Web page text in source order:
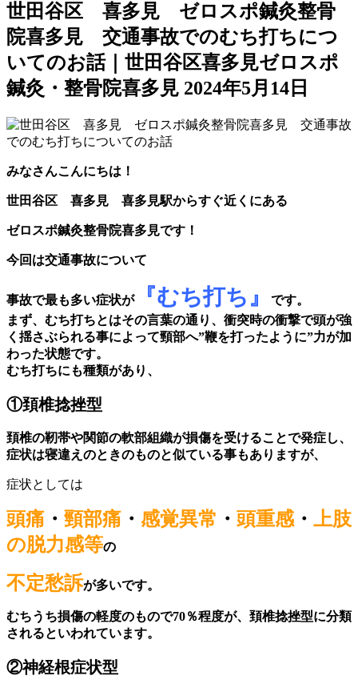
世田谷区 喜多見 ゼロスポ鍼灸整骨
院喜多見 交通事故でのむち打ちにつ
いてのお話｜世田谷区喜多見ゼロスポ
鍼灸・整骨院喜多見 2024年5月14日
みなさんこんにちは！
世田谷区 喜多見 喜多見駅からすぐ近くにある
ゼロスポ鍼灸整骨院喜多見です！
今回は交通事故について
事故で最も多い症状が『むち打ち』
です。
まず、むち打ちとはその言葉の通り、衝突時の衝撃で頭が強
く揺さぶられる事によって頸部へ”鞭を打ったように”力が加
わった状態です。
むち打ちにも種類があり、
①頚椎捻挫型
頚椎の靭帯や関節の軟部組織が損傷を受けることで発症し、
症状は寝違えのときのものと似ている事もありますが、
症状としては
頭痛 ・ 頸部痛 ・ 感覚異常 ・ 頭重感 ・ 上肢
の脱力感等の
不定愁訴が多いです。
むちうち損傷の軽度のもので70％程度が、頚椎捻挫型に分類
されるといわれています。
②神経根症状型